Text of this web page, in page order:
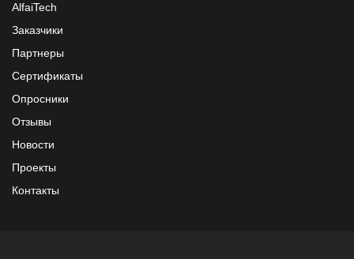
AlfaiTech
Заказчики
Партнеры
Сертификаты
Опросники
Отзывы
Новости
Проекты
Контакты